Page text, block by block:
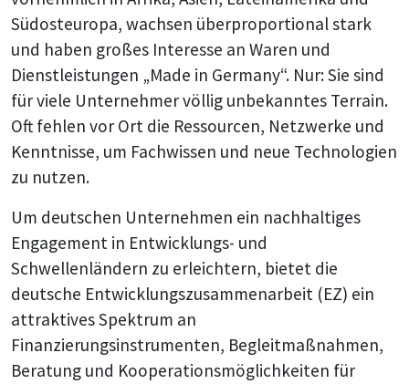
Südosteuropa, wachsen überproportional stark
und haben großes Interesse an Waren und
Dienstleistungen „Made in Germany“. Nur: Sie sind
für viele Unternehmer völlig unbekanntes Terrain.
Oft fehlen vor Ort die Ressourcen, Netzwerke und
Kenntnisse, um Fachwissen und neue Technologien
zu nutzen.
Um deutschen Unternehmen ein nachhaltiges
Engagement in Entwicklungs- und
Schwellenländern zu erleichtern, bietet die
deutsche Entwicklungszusammenarbeit (EZ) ein
attraktives Spektrum an
Finanzierungsinstrumenten, Begleitmaßnahmen,
Beratung und Kooperationsmöglichkeiten für